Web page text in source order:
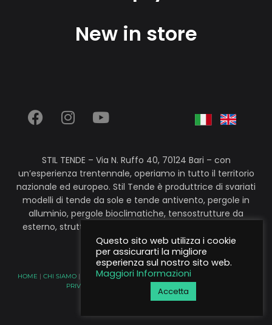
New in store
STIL TENDE – Via N. Ruffo 40, 70124 Bari – con
un’esperienza trentennale, operiamo in tutto il territorio
nazionale ed europeo. Stil Tende è produttrice di svariati
modelli di tende da sole e tende antivento, pergole in
alluminio, pergole bioclimatiche, tensostrutture da
esterno, strutture addossate a parete, autoportanti e
vetrate panoramiche.
HOME | CHI SIAMO| REALIZZAZIONI| FIERE ED EVENTI|
PRIVACY & COOKIE POLICY
Questo sito web utilizza i cookie
per assicurarti la migliore
esperienza sul nostro sito web.
Maggiori Informazioni
Accetta